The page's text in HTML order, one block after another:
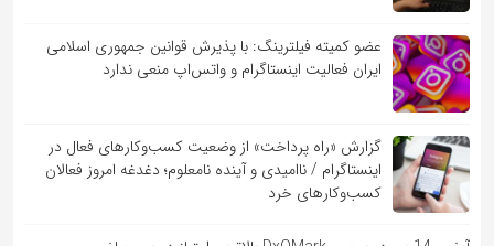
عضو کمیته فیلترینگ: با پذیرش قوانین جمهوری اسلامی
ایران فعالیت اینستاگرام و واتس‌اپ منعی ندارد
گزارش «راه پرداخت» از وضعیت کسب‌وکارهای فعال در
اینستاگرام / ناامیدی و آینده نامعلوم؛ دغدغه امروز فعالان
کسب‌وکارهای خرد